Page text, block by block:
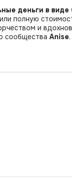
деньги в виде
полную
и
сообщества Anise.